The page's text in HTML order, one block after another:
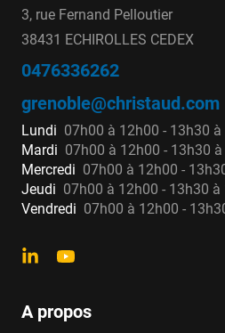
3, rue Fernand Pelloutier
38431 ECHIROLLES CEDEX
0476336262
grenoble@christaud.com
Lundi 07h00 à 12h00 - 13h30 à
Mardi 07h00 à 12h00 - 13h30
Mercredi 07h00 à 12h00 -
Jeudi 07h00 à 12h00 - 13h30 à
Vendredi 07h00 à 12h00 -
A propos